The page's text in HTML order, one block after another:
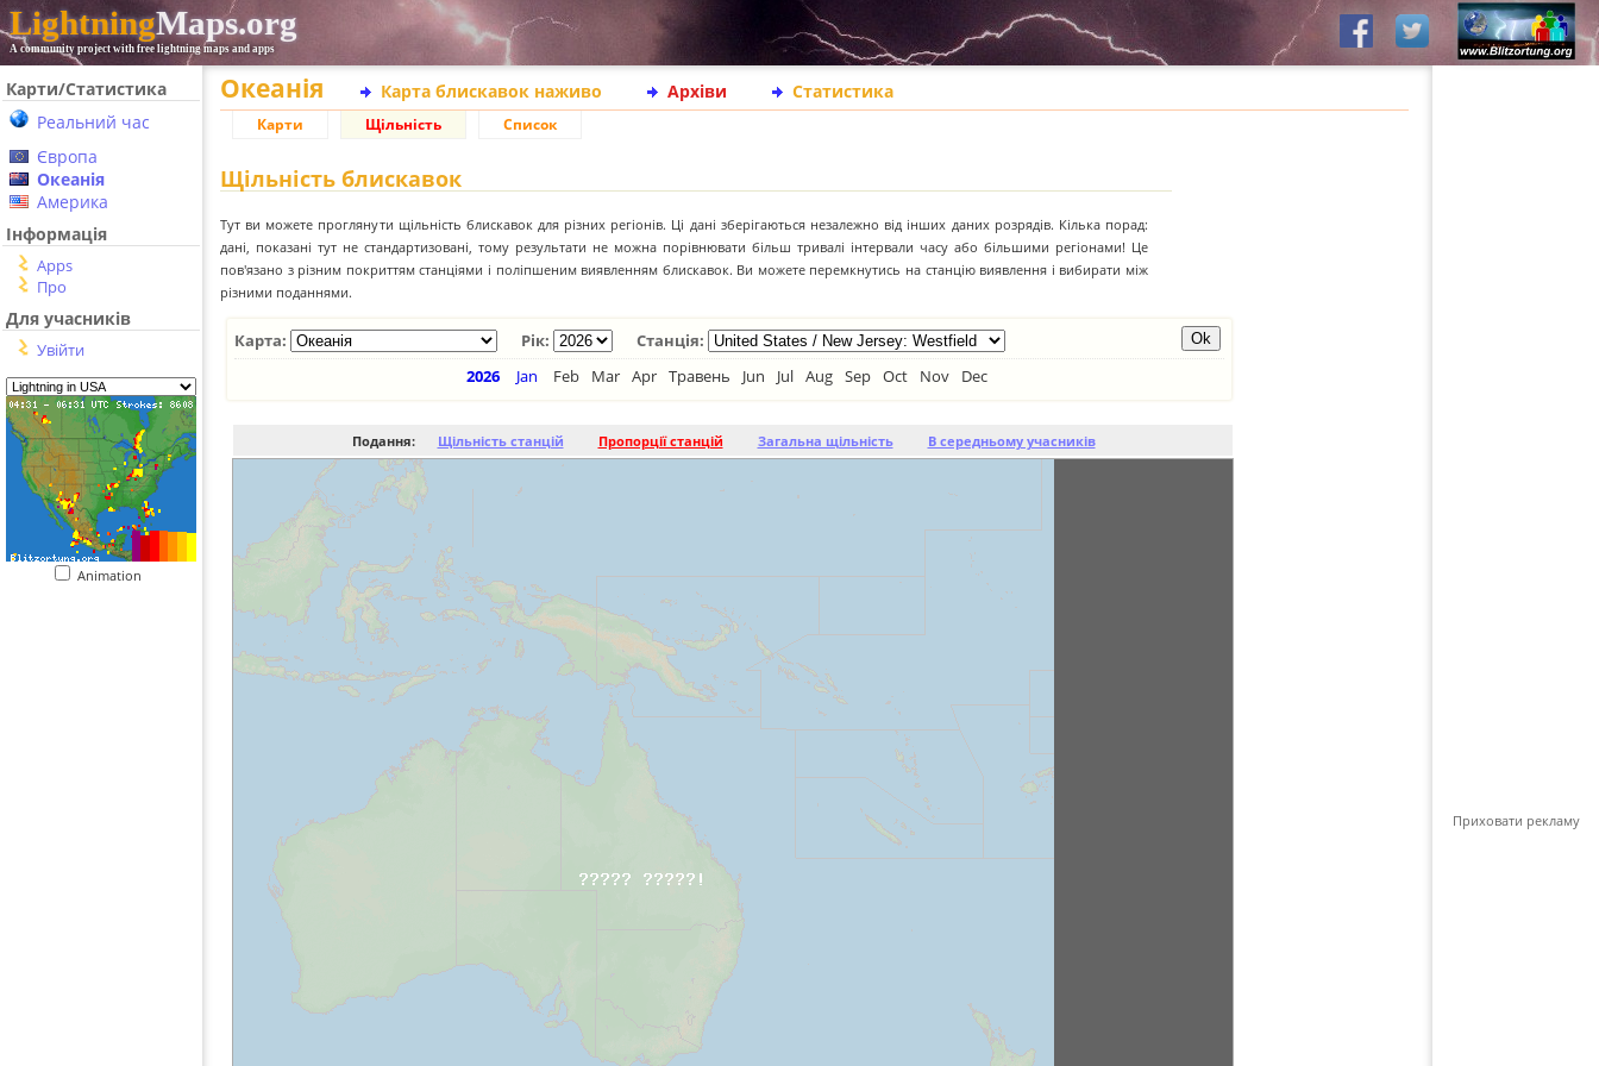
LightningMaps.org
A community project with free lightning maps and apps
Карти/Статистика
Реальний час
Європа
Океанія
Америка
Інформація
Apps
Про
Для учасників
Увійти
Animation
Океанія Карта блискавок наживо Архіви Статистика
Карти Щільність Список
Щільність блискавок
Тут ви можете проглянути щільність блискавок для різних регіонів. Ці дані зберігаються незалежно від інших даних розрядів. Кілька порад:
дані, показані тут не стандартизовані, тому результати не можна порівнювати більш тривалі інтервали часу або більшими регіонами! Це
пов'язано з різним покриттям станціями і поліпшеним виявленням блискавок. Ви можете перемкнутись на станцію виявлення і вибирати між
різними поданнями.
Карта: Рік:
Станція:
2026
Jan Feb Mar Apr Травень Jun Jul Aug Sep Oct Nov Dec
Подання: Щільність станцій Пропорції станцій Загальна щільність В середньому учасників
Приховати рекламу